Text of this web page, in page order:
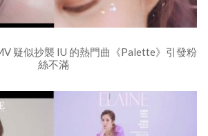
疑似抄襲 IU 的熱門曲《Palette》引發粉
絲不滿